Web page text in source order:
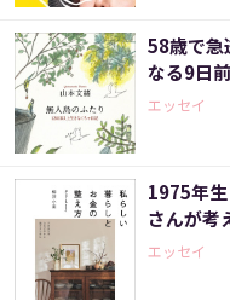
58歳で急
なる9日
エッセイ
1975年
さんが考
エッセイ